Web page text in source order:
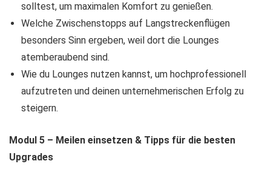
solltest, um maximalen Komfort zu genießen.
​Welche Zwischenstopps auf Langstreckenflügen
besonders Sinn ergeben, weil dort die Lounges
atemberaubend sind.
​Wie du Lounges nutzen kannst, um hochprofessionell
aufzutreten und deinen unternehmerischen Erfolg zu
steigern.
Modul 5 – Meilen einsetzen & Tipps für die besten
Upgrades